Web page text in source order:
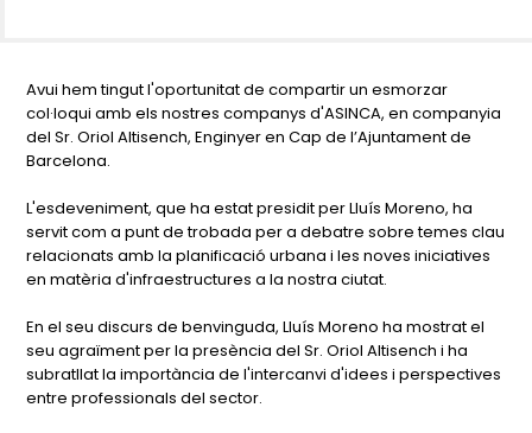
Avui hem tingut l'oportunitat de compartir un esmorzar
col·loqui amb els nostres companys d'ASINCA, en companyia
del Sr. Oriol Altisench, Enginyer en Cap de l’Ajuntament de
Barcelona.
L'esdeveniment, que ha estat presidit per Lluís Moreno, ha
servit com a punt de trobada per a debatre sobre temes clau
relacionats amb la planificació urbana i les noves iniciatives
en matèria d'infraestructures a la nostra ciutat.
En el seu discurs de benvinguda, Lluís Moreno ha mostrat el
seu agraïment per la presència del Sr. Oriol Altisench i ha
subratllat la importància de l'intercanvi d'idees i perspectives
entre professionals del sector.